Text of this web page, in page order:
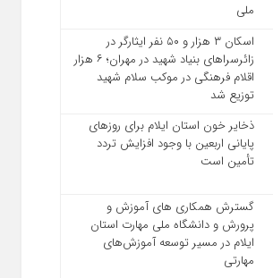
ملی
اسکان ۳ هزار و ۵۰ نفر ایثارگر در
زائرسراهای بنیاد شهید در مهران؛ ۶ هزار
اقلام فرهنگی در موکب سلام شهید
توزیع شد
ذخایر خون استان ایلام برای روزهای
پایانی اربعین با وجود افزایش تردد
تأمین است
گسترش همکاری‌ های آموزش و
پرورش و دانشگاه ملی مهارت استان
ایلام در مسیر توسعه آموزش‌های
مهارتی